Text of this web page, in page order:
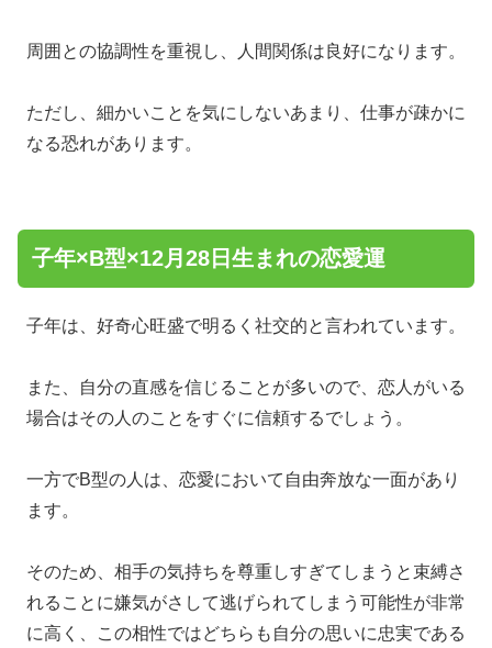
周囲との協調性を重視し、人間関係は良好になります。
ただし、細かいことを気にしないあまり、仕事が疎かに
なる恐れがあります。
子年×B型×12月28日生まれの恋愛運
子年は、好奇心旺盛で明るく社交的と言われています。
また、自分の直感を信じることが多いので、恋人がいる
場合はその人のことをすぐに信頼するでしょう。
一方でB型の人は、恋愛において自由奔放な一面があり
ます。
そのため、相手の気持ちを尊重しすぎてしまうと束縛さ
れることに嫌気がさして逃げられてしまう可能性が非常
に高く、この相性ではどちらも自分の思いに忠実である